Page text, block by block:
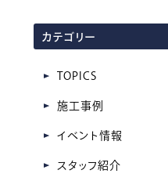
ア
ー
カ
イ
カテゴリー
TOPICS
施工事例
イベント情報
スタッフ紹介